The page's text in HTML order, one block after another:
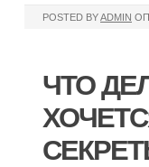
POSTED BYADMIN
ЧТО